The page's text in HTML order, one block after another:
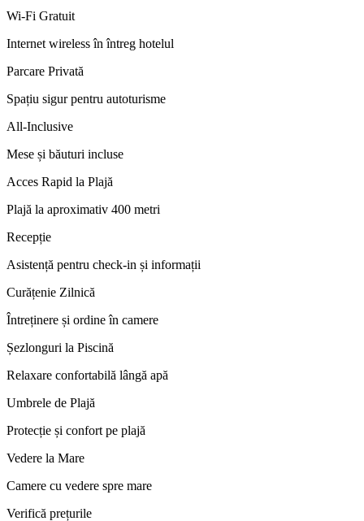
Wi-Fi Gratuit
Internet wireless în întreg hotelul
Parcare Privată
Spațiu sigur pentru autoturisme
All-Inclusive
Mese și băuturi incluse
Acces Rapid la Plajă
Plajă la aproximativ 400 metri
Recepție
Asistență pentru check-in și informații
Curățenie Zilnică
Întreținere și ordine în camere
Șezlonguri la Piscină
Relaxare confortabilă lângă apă
Umbrele de Plajă
Protecție și confort pe plajă
Vedere la Mare
Camere cu vedere spre mare
Verifică prețurile